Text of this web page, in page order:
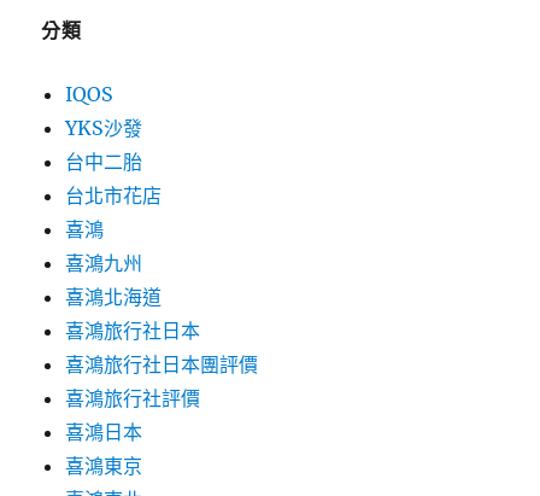
分類
IQOS
YKS沙發
台中二胎
台北市花店
喜鴻
喜鴻九州
喜鴻北海道
喜鴻旅行社日本
喜鴻旅行社日本團評價
喜鴻旅行社評價
喜鴻日本
喜鴻東京